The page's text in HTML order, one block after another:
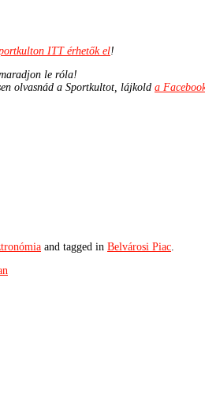
ITT érhetők el!
le róla!
olvasnád a Sportkultot, lájkold a
and tagged in Belvárosi Piac.